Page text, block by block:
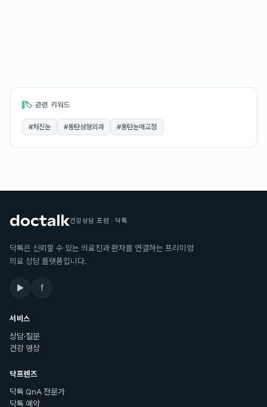
🏷 관련 키워드
#처진눈 #동탄성형외과 #동탄눈매교정
건강상담 포럼 · 닥톡
닥톡은 신뢰할 수 있는 의료진과 환자를 연결하는 프리미엄
의료 상담 플랫폼입니다.
▶ f
서비스
상담·질문
건강 영상
닥프렌즈
닥톡 QnA 전문가
닥톡 예약